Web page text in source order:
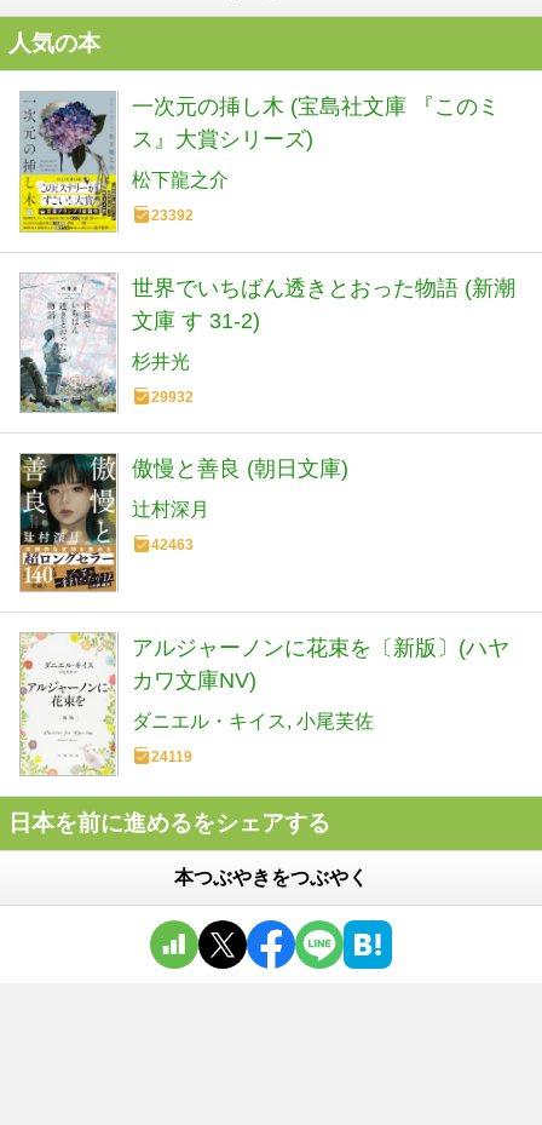
人気の本
一次元の挿し木 (宝島社文庫 『このミ
ス』大賞シリーズ)
松下龍之介
23392
世界でいちばん透きとおった物語 (新潮
文庫 す 31-2)
杉井光
29932
傲慢と善良 (朝日文庫)
辻村深月
42463
アルジャーノンに花束を〔新版〕(ハヤ
カワ文庫NV)
ダニエル・キイス 小尾芙佐
24119
日本を前に進めるをシェアする
本つぶやきをつぶやく